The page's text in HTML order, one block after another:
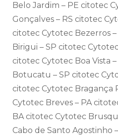
Belo Jardim – PE citotec
Gonçalves – RS citotec
citotec Cytotec Bezerros
Birigui – SP citotec
citotec Cytotec Boa Vista
Botucatu – SP citotec
citotec Cytotec Bragança
Cytotec Breves – PA
BA citotec Cytotec
Cabo de Santo Agostinho